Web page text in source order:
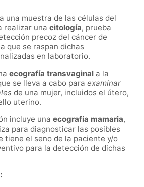
una muestra de las células del
realizar una citología, prueba
precoz del cáncer de
que se raspan dichas
en laboratorio.
ecografía transvaginal a la
se lleva a cabo para examinar
de una mujer, incluidos el útero,
uterino.
incluye una ecografía mamaria,
para diagnosticar las posibles
tiene el seno de la paciente y/o
para la detección de dichas